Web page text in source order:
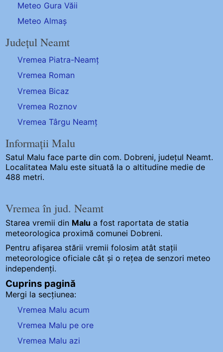
Meteo Gura Văii
Meteo Almaș
Județul Neamt
Vremea Piatra-Neamț
Vremea Roman
Vremea Bicaz
Vremea Roznov
Vremea Târgu Neamț
Informații Malu
Satul Malu face parte din com. Dobreni, județul Neamt.
Localitatea Malu este situată la o altitudine medie de
488 metri.
Vremea în jud. Neamt
Starea vremii din Malu a fost raportata de statia
meteorologica proximă comunei Dobreni.
Pentru afișarea stării vremii folosim atât stații
meteorologice oficiale cât și o rețea de senzori meteo
independenți.
Cuprins pagină
Mergi la secțiunea:
Vremea Malu acum
Vremea Malu pe ore
Vremea Malu azi